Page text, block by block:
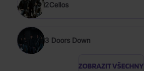
2Cellos
3 Doors Down
ZOBRAZIT VŠECHNY